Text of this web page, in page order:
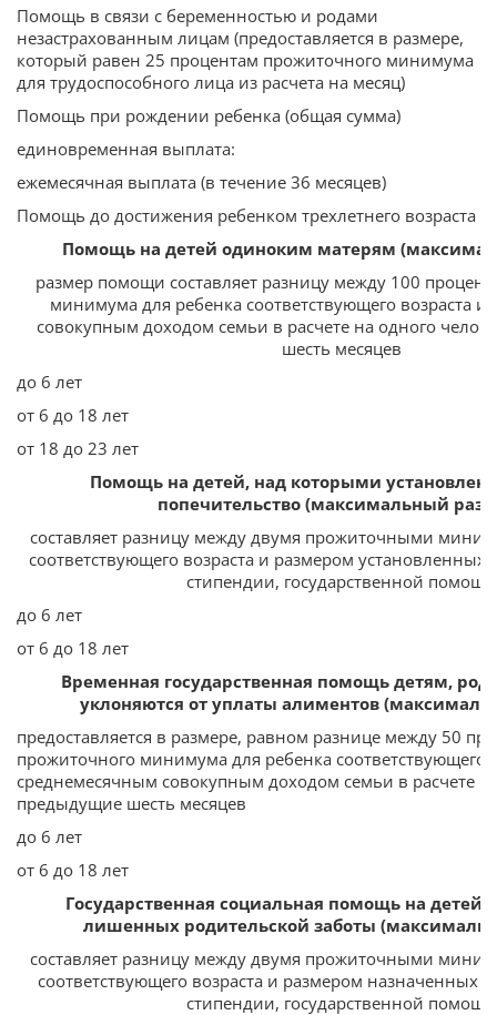
Помощь в связи с беременностью и родами
незастрахованным лицам (предоставляется в размере,
который равен 25 процентам прожиточного минимума
для трудоспособного лица из расчета на месяц)
Помощь при рождении ребенка (общая сумма)
единовременная выплата:
ежемесячная выплата (в течение 36 месяцев)
Помощь до достижения ребенком трехлетнего возраста
Помощь на детей одиноким матерям
размер помощи составляет разницу между 100
минимума для ребенка соответствующего возраста
совокупным доходом семьи в расчете на одного
шесть месяцев
до 6 лет
от 6 до 18 лет
от 18 до 23 лет
Помощь на детей, над которыми
попечительство (максимальный
составляет разницу между двумя прожиточными
соответствующего возраста и размером
стипендии, государственной помощи
до 6 лет
от 6 до 18 лет
Временная государственная помощь детям,
уклоняются от уплаты алиментов
предоставляется в размере, равном разнице между 50
прожиточного минимума для ребенка соответствующего
среднемесячным совокупным доходом семьи в расчете
предыдущие шесть месяцев
до 6 лет
от 6 до 18 лет
Государственная социальная помощь на детей-
лишенных родительской заботы
составляет разницу между двумя прожиточными
соответствующего возраста и размером назначенных
стипендии, государственной помощи